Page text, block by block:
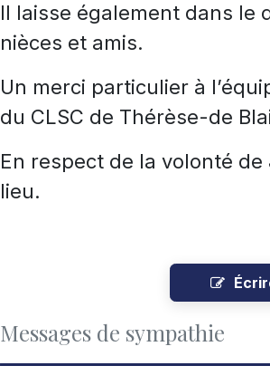
Il laisse également dans le
nièces et amis.
Un merci particulier à
du CLSC de Thérèse-de
En respect de la volonté
lieu.
Messages de sympathie